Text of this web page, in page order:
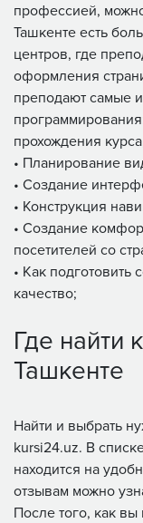
профессией,
Ташкенте есть
центров, где
оформления
преподают самые
прохождения
• Планирование
• Создание
• Конструкция
• Создание
посетителей со
• Как подготовить
качество;
Где найти
Ташкенте
Найти и выбрать
kursi24.uz. В
находится на
отзывам можно
После того, как